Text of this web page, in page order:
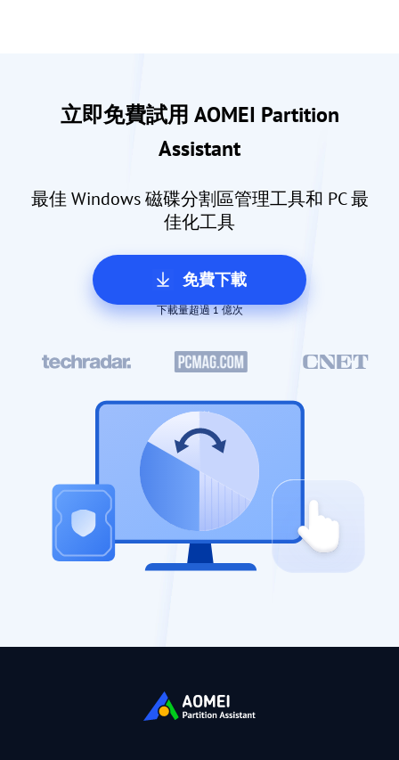
立即免費試用 AOMEI Partition
Assistant
最佳 Windows 磁碟分割區管理工具和 PC 最
佳化工具
免費下載
下載量超過 1 億次